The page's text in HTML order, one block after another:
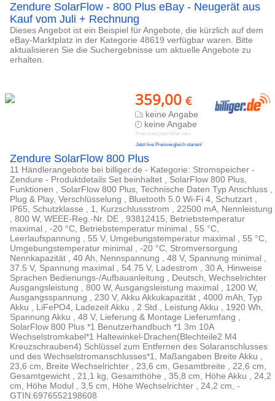
Zendure SolarFlow - 800 Plus eBay - Neugerät aus
Kauf vom Juli + Rechnung
Dieses Angebot ist ein Beispiel für Angebote, die kürzlich auf dem
eBay-Marktplatz in der Kategorie 48619 verfügbar waren. Bitte
aktualisieren Sie die Suchergebnisse um aktuelle Angebote zu
erhalten.
359,00 €
keine Angabe
keine Angabe
Preis kann jetzt höher sein
Jetzt live Preisvergleich starten!
Zendure SolarFlow 800 Plus
11 Händlerangebote bei billiger.de - Kategorie: Stromspeicher -
Zendure - Produktdetails Set beinhaltet , SolarFlow 800 Plus,
Funktionen , SolarFlow 800 Plus, Technische Daten Typ Anschluss ,
Plug & Play, Verschlüsselung , Bluetooth 5.0 Wi-Fi 4, Schutzart ,
IP65, Schutzklasse , 1, Kurzschlussstrom , 22500 mA, Nennleistung
, 800 W, WEEE-Reg.-Nr. DE , 93812415, Betriebstemperatur
maximal , -20 °C, Betriebstemperatur minimal , 55 °C,
Leerlaufspannung , 55 V, Umgebungstemperatur maximal , 55 °C,
Umgebungstemperatur minimal , -20 °C, Stromversorgung
Nennkapazität , 40 Ah, Nennspannung , 48 V, Spannung minimal ,
37.5 V, Spannung maximal , 54.75 V, Ladestrom , 30 A, Hinweise
Sprachen Bedienungs-/Aufbauanleitung , Deutsch, Wechselrichter
Ausgangsleistung , 800 W, Ausgangsleistung maximal , 1200 W,
Ausgangsspannung , 230 V, Akku Akkukapazität , 4000 mAh, Typ
Akku , LiFePO4, Ladezeit Akku , 2 Std., Leistung Akku , 1920 Wh,
Spannung Akku , 48 V, Lieferung & Montage Lieferumfang ,
SolarFlow 800 Plus *1 Benutzerhandbuch *1 3m 10A
Wechselstromkabel*1 Haltewinkel-Drachen(Blechteile2 M4
Kreuzschrauben4) Schlüssel zum Entfernen des Solaranschlusses
und des Wechselstromanschlusses*1, Maßangaben Breite Akku ,
23,6 cm, Breite Wechselrichter , 23,6 cm, Gesamtbreite , 22,6 cm,
Gesamtgewicht , 21,1 kg, Gesamthöhe , 35,8 cm, Höhe Akku , 24,2
cm, Höhe Modul , 3,5 cm, Höhe Wechselrichter , 24,2 cm, -
GTIN:6976552198608